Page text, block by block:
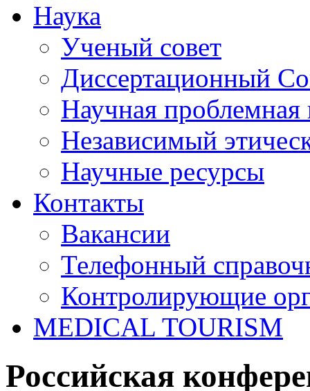
Наука
Ученый совет
Диссертационный
Научная проблемная
Независимый
Научные ресурсы
Контакты
Вакансии
Телефонный
Контролирующие
MEDICAL TOURISM
Российская